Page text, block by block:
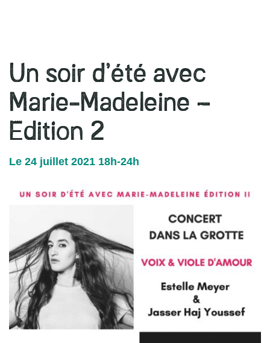
Un soir d’été avec
Marie-Madeleine –
Edition 2
Le 24 juillet 2021 18h-24h